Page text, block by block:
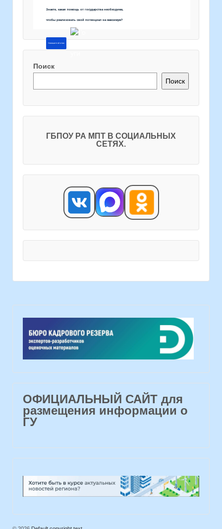
Знаете, какая помощь от государства необходима,
чтобы реализовать свой потенциал на максимум?
Напишите об этом
Поиск
Поиск
ГБПОУ РА МПТ В СОЦИАЛЬНЫХ
СЕТЯХ.
ОФИЦИАЛЬНЫЙ САЙТ для
размещения информации о
ГУ